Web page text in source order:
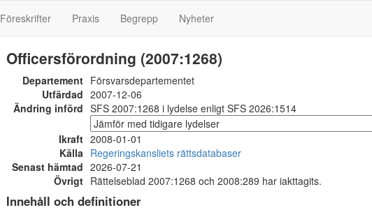
Föreskrifter Praxis Begrepp Nyheter
Officersförordning (2007:1268)
Departement Försvarsdepartementet
Utfärdad 2007-12-06
Ändring införd SFS 2007:1268 i lydelse enligt SFS 2026:1514
Ikraft 2008-01-01
Källa Regeringskansliets rättsdatabaser
Senast hämtad 2026-07-21
Övrigt Rättelseblad 2007:1268 och 2008:289 har iakttagits.
Innehåll och definitioner